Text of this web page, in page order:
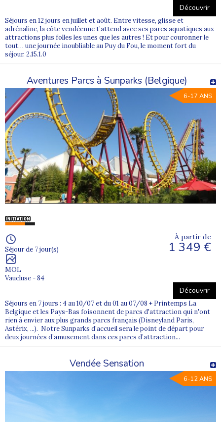
Découvrir
Séjours en 12 jours en juillet et août. Entre vitesse, glisse et
adrénaline, la côte vendéenne t’attend avec ses parcs aquatiques aux
attractions plus folles les unes que les autres ! Et pour couronner le
tout… une journée inoubliable au Puy du Fou, le moment fort du
séjour. 2.15.1.0
Aventures Parcs à Sunparks (Belgique)
6-17 ANS
Séjour de 7 jour(s)
MOL
Vaucluse - 84
À partir de
1 349 €
Découvrir
Séjours en 7 jours : 4 au 10/07 et du 01 au 07/08 + Printemps La
Belgique et les Pays-Bas foisonnent de parcs d'attraction qui n'ont
rien à envier aux plus grands parcs français (Disneyland Paris,
Astérix, ...). Notre Sunparks d’accueil sera le point de départ pour
deux journées d’amusement dans ces parcs d’attraction...
Vendée Sensation
6-12 ANS